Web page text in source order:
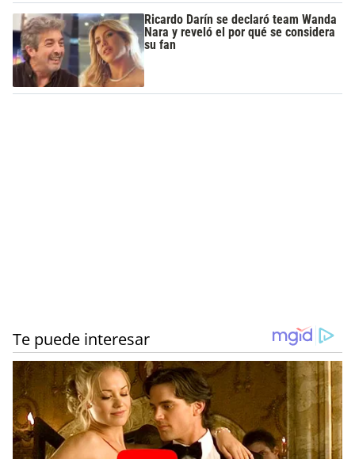
Ricardo Darín se declaró team Wanda
Nara y reveló el por qué se considera
su fan